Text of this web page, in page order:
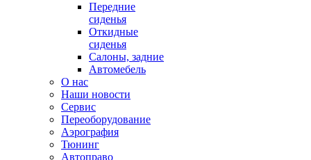
Передние
сиденья
Откидные
сиденья
Салоны, задние
Автомебель
О нас
Наши новости
Сервис
Переоборудование
Аэрография
Тюнинг
Автоправо